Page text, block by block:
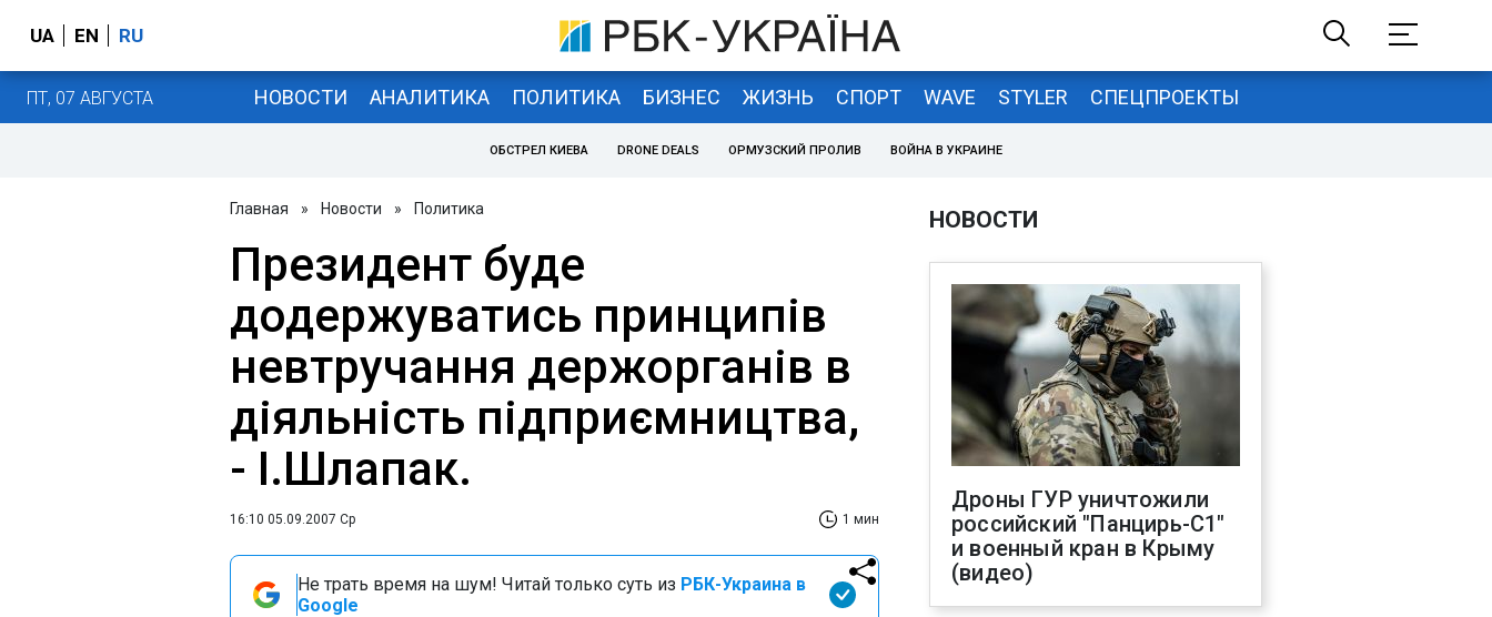
UA EN RU
ПТ, 07 АВГУСТА НОВОСТИ АНАЛИТИКА ПОЛИТИКА БИЗНЕС ЖИЗНЬ СПОРТ WAVE STYLER СПЕЦПРОЕКТЫ
ОБСТРЕЛ КИЕВА DRONE DEALS ОРМУЗСКИЙ ПРОЛИВ ВОЙНА В УКРАИНЕ
Главная » Новости » Политика
Президент буде
додержуватись принципів
невтручання держорганів в
діяльність підприємництва,
- І.Шлапак.
16:10 05.09.2007 Ср 1 мин
Не трать время на шум! Читай только суть из РБК-Украина в
Google
НОВОСТИ
Дроны ГУР уничтожили
российский "Панцирь-С1"
и военный кран в Крыму
(видео)